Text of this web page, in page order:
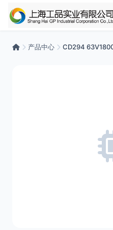
产品中心 CD294